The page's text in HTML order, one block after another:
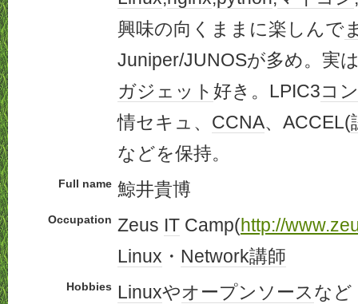
興味の向くままに楽しんで
Juniper/JUNOSが多め。実
ガジェット 好き。LPIC3コ
情セキュ、 CCNA、ACCEL(
などを保持。
Full name 鯨井貴博
Occupation Zeus IT Camp(http://
Linux ・ Network講師
Hobbies Linuxやオープンソースなど